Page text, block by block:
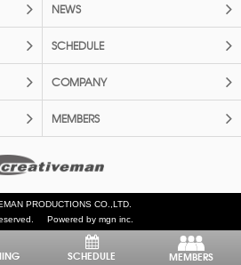
NEWS
SCHEDULE
COMPANY
MEMBERS
PRODUCTIONS CO.,LTD.
Powered by mgn inc.
SCHEDULE MEMBERS